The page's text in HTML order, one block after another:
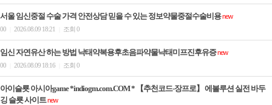
서울 임신중절 수술 가격 안전상담 믿을 수 있는 정보약물중절수술비용new
00
2026.08.09 18:21 조회 0
임신 자연유산 하는 방법 낙태약복용후초음파약물낙태미프진후유증new
00
2026.08.09 18:16 조회 0
아이슬룟 아시아game *indiogm.com.COM * 【추천코드-장프로】 에볼루션 실전 바두
깅 슬룟 사이트new